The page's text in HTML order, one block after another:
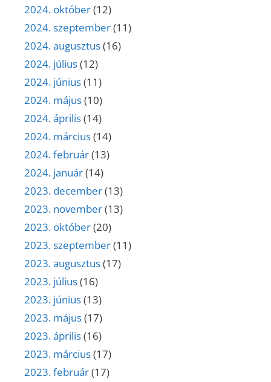
2024. október(12)
2024. szeptember(11)
2024. augusztus(16)
2024. július(12)
2024. június(11)
2024. május(10)
2024. április(14)
2024. március(14)
2024. február(13)
2024. január(14)
2023. december(13)
2023. november(13)
2023. október(20)
2023. szeptember(11)
2023. augusztus(17)
2023. július(16)
2023. június(13)
2023. május(17)
2023. április(16)
2023. március(17)
2023. február(17)